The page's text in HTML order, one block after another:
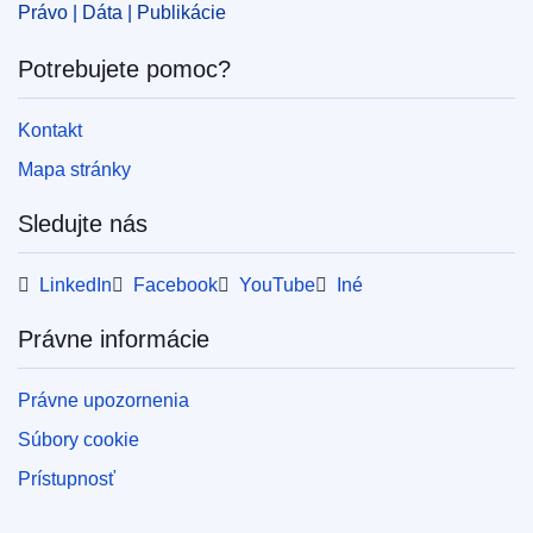
ELI :C/2024/6537/oj
Právo | Dáta | Publikácie
Potrebujete pomoc?
Kontakt
Mapa stránky
Sledujte nás
LinkedIn Facebook YouTube Iné
Právne informácie
Právne upozornenia
Súbory cookie
Prístupnosť